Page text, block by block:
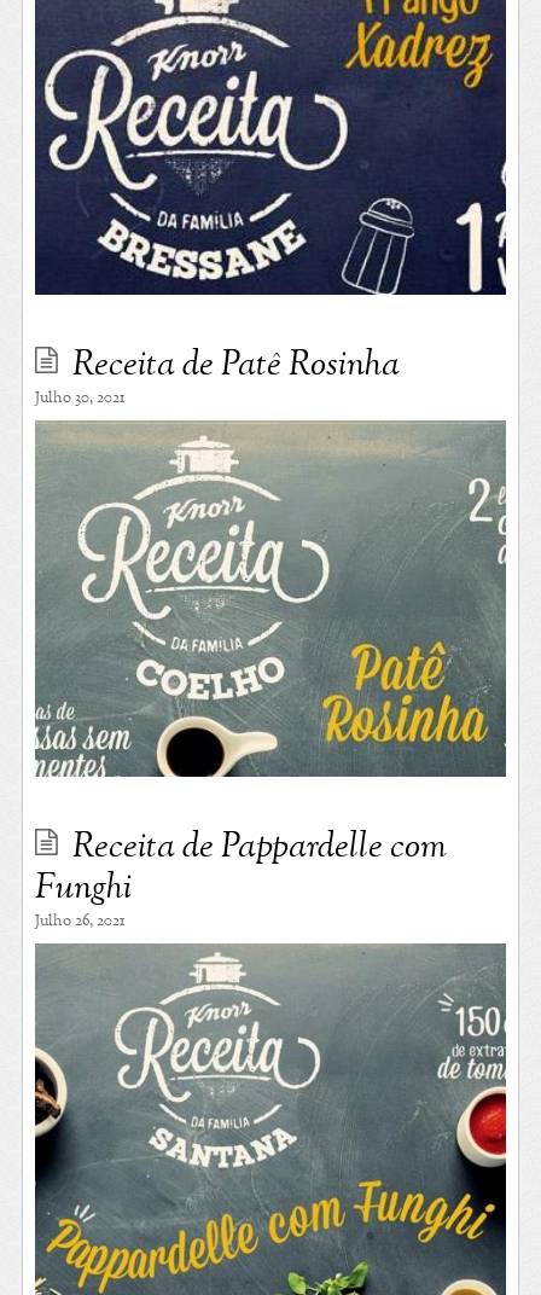
Receita de Patê Rosinha
Julho 30, 2021
Receita de Pappardelle com
Funghi
Julho 26, 2021